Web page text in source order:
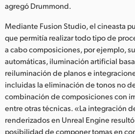
agregó Drummond.
Mediante Fusion Studio, el cineasta
que permitía realizar todo tipo de
a cabo composiciones, por ejemplo,
automáticas, iluminación artificial
reiluminación de planos e
incluidas la eliminación de tonos no
combinación de composiciones con
entre otras técnicas. «La integración
renderizados en Unreal Engine
posibilidad de componer tomas en